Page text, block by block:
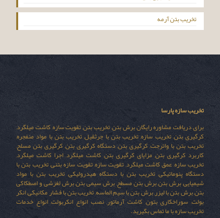
تخریب بتن آرمه
تخریب سازه پارسا
برای دریافت مشاوره رایگان برش بتن, تخریب بتن, تقویت سازه, کاشت میلگرد,
کرگیری بتن, تخریب سازه, تخریب بتن با جرثقیل, تخریب بتن با مواد منفجره,
تخریب بتن با واترجت, کرگیری بتن, دستگاه کرگیری بتن, کرگیری بتن مسلح,
کاربرد کرگیری بتن, مزایای کرگیری بتن, کاشت میلگرد, اجرا کاشت میلگرد,
تخریب سازه, عمق کاشت میلگرد, تقویت سازه, تقویت سازه بتنی, تخریب بتن با
دستگاه پنوماتیکی, تخریب بتن با دستگاه هیدرولیکی, تخریب بتن با مواد
شیمیایی, برش بتن, برش بتن مسطح, برش سیمی بتن, برش لغزشی و اصطکاکی
بتن, برش بتن با لیزر, برش بتن با سیم الماسه, تخریب بتن با فشار مکانیکی, انکر
بولت, سوراخکاری بتون, کاشت آرماتور, نصب انواع انکربولت, انواع خدمات
تخریب سازه با ما تماس بگیرید.